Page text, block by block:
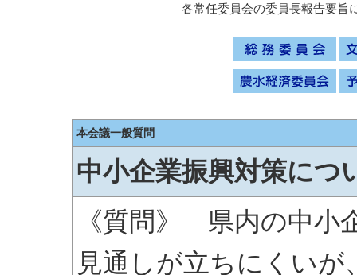
各常任委員会の委員長報告要旨
本会議一般質問
中小企業振興対策につ
《質問》 県内の中小
見通しが立ちにくい